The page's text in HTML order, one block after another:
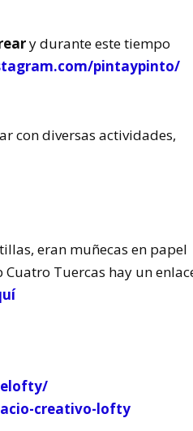
y durante este tiempo
pintaypinto/
con diversas actividades,
eran muñecas en papel
Tuercas hay un
creativo-lofty